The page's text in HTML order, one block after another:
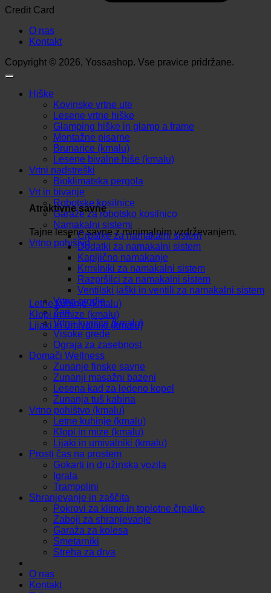
Atraktivne savne
Tajne lesene savne z minimalnim vzdrževanjem.
Vrtno pohištvo
Letne kuhinje (kmalu)
Klopi in mize (kmalu)
Lijaki in umivalniki (kmalu)
Credit Card
O nas
Kontakt
Copyright © 2026, Yossashop. Vse pravice pridržane.
Hiške
Kovinske vrtne ute
Lesene vrtne hiške
Glamping hiške in glamp a frame
Montažne pisarne
Brunarice (kmalu)
Lesene bivalne hiše (kmalu)
Vrtni nadstreški
Bioklimatska pergola
Vrt in bivanje
Robotske kosilnice
Garaže za robotsko kosilnico
Namakalni sistemi
Črpalke za namakalni sistem
Dodatki za namakalni sistem
Kapljično namakanje
Krmilniki za namakalni sistem
Razpršilci za namakalni sistem
Ventilski jaški in ventili za namakalni sistem
Vrtno orodje
Žari
Vrtno kurišče (kmalu)
Visoke grede
Ograja za zasebnost
Domači Wellness
Zunanje finske savne
Zunanji masažni bazeni
Lesena kad za ledeno kopel
Zunanja tuš kabina
Vrtno pohištvo (kmalu)
Letne kuhinje (kmalu)
Klopi in mize (kmalu)
Lijaki in umivalniki (kmalu)
Prosti čas na prostem
Gokarti in družinska vozila
Igrala
Trampolini
Shranjevanje in zaščita
Pokrovi za klime in toplotne črpalke
Zaboji za shranjevanje
Garaža za kolesa
Smetarniki
Streha za drva
O nas
Kontakt